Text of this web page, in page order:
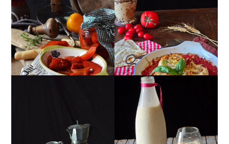
PEPERONI ALLA
PIEMONTESE
GIRANDOLE DI
RICOTTA
MUG CAKE AL
CIOCCOLATO
MANDORLITO